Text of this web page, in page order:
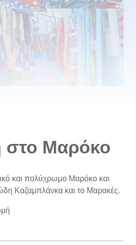
στο Μαρόκο
και πολύχρωμο Μαρόκο και
Καζαμπλάνκα και το Μαρακές.